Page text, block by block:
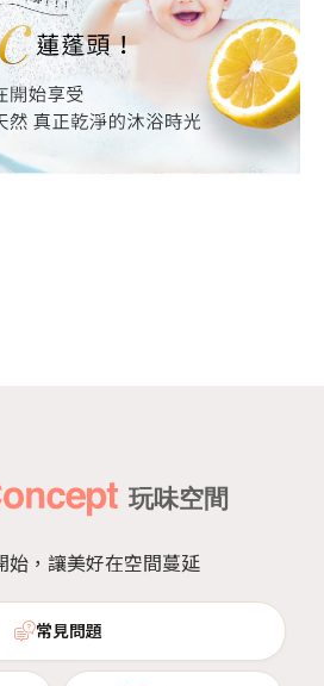
始，讓美好在空間蔓延
常見問題